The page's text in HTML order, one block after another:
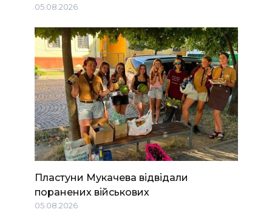
05.08.2026
Пластуни Мукачева відвідали
поранених військових
05.08.2026